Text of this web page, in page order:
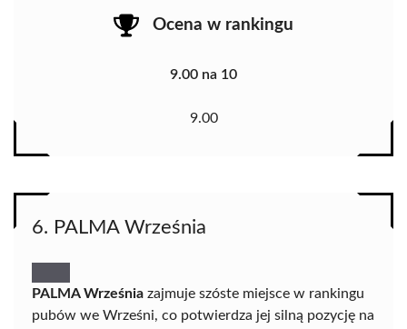
Ocena w rankingu
9.00 na 10
9.00
6. PALMA Września
PALMA Września zajmuje szóste miejsce w rankingu
pubów we Wrześni, co potwierdza jej silną pozycję na